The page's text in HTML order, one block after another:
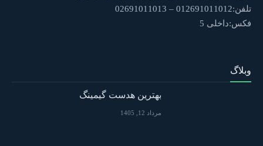
تلفن:012691011012 – 02691011013
فکس:داخلی 5
وبلاگ
بهترین هدست گیمینگ
مرداد 12, 1405